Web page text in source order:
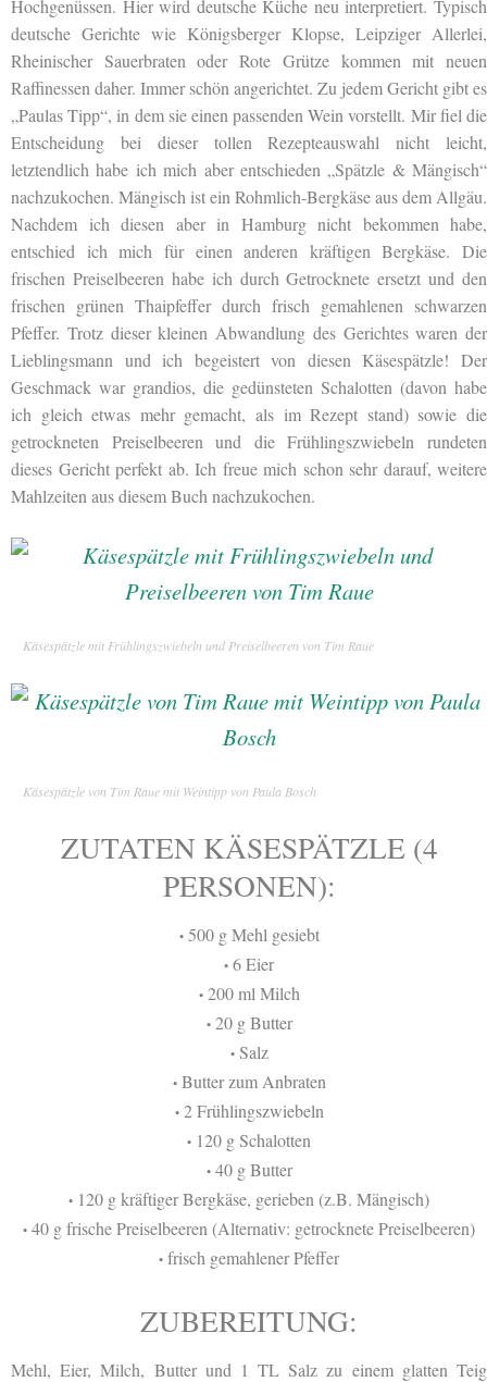
Hochgenüssen. Hier wird deutsche Küche neu interpretiert. Typisch
deutsche Gerichte wie Königsberger Klopse, Leipziger Allerlei,
Rheinischer Sauerbraten oder Rote Grütze kommen mit neuen
Raffinessen daher. Immer schön angerichtet. Zu jedem Gericht gibt es
„Paulas Tipp“, in dem sie einen passenden Wein vorstellt. Mir fiel die
Entscheidung bei dieser tollen Rezepteauswahl nicht leicht,
letztendlich habe ich mich aber entschieden „Spätzle & Mängisch“
nachzukochen. Mängisch ist ein Rohmlich-Bergkäse aus dem Allgäu.
Nachdem ich diesen aber in Hamburg nicht bekommen habe,
entschied ich mich für einen anderen kräftigen Bergkäse. Die
frischen Preiselbeeren habe ich durch Getrocknete ersetzt und den
frischen grünen Thaipfeffer durch frisch gemahlenen schwarzen
Pfeffer. Trotz dieser kleinen Abwandlung des Gerichtes waren der
Lieblingsmann und ich begeistert von diesen Käsespätzle! Der
Geschmack war grandios, die gedünsteten Schalotten (davon habe
ich gleich etwas mehr gemacht, als im Rezept stand) sowie die
getrockneten Preiselbeeren und die Frühlingszwiebeln rundeten
dieses Gericht perfekt ab. Ich freue mich schon sehr darauf, weitere
Mahlzeiten aus diesem Buch nachzukochen.
Käsespätzle mit Frühlingszwiebeln und Preiselbeeren von Tim Raue
Käsespätzle von Tim Raue mit Weintipp von Paula Bosch
ZUTATEN KÄSESPÄTZLE (4
PERSONEN):
•500 g Mehl gesiebt
• 6 Eier
•200 ml Milch
•20 g Butter
•Salz
•Butter zum Anbraten
•2 Frühlingszwiebeln
• 120 g Schalotten
•40 g Butter
• 120 g kräftiger Bergkäse, gerieben (z.B. Mängisch)
• 40 g frische Preiselbeeren (Alternativ: getrocknete Preiselbeeren)
• frisch gemahlener Pfeffer
ZUBEREITUNG:
Mehl, Eier, Milch, Butter und 1 TL Salz zu einem glatten Teig